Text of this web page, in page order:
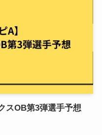
スOB第3弾選手予想